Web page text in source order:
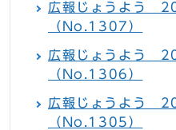
広報じょうよう
（No.1307）
広報じょうよう
（No.1306）
広報じょうよう
（No.1305）